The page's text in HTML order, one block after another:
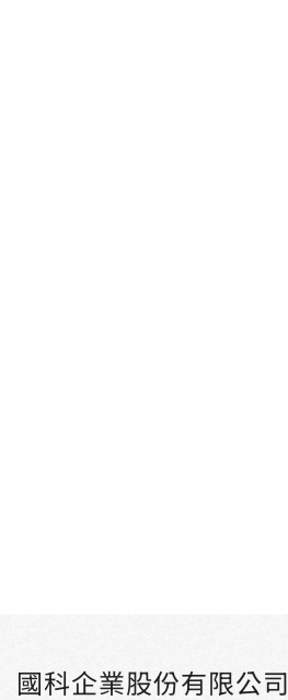
國科企業股份有限公司